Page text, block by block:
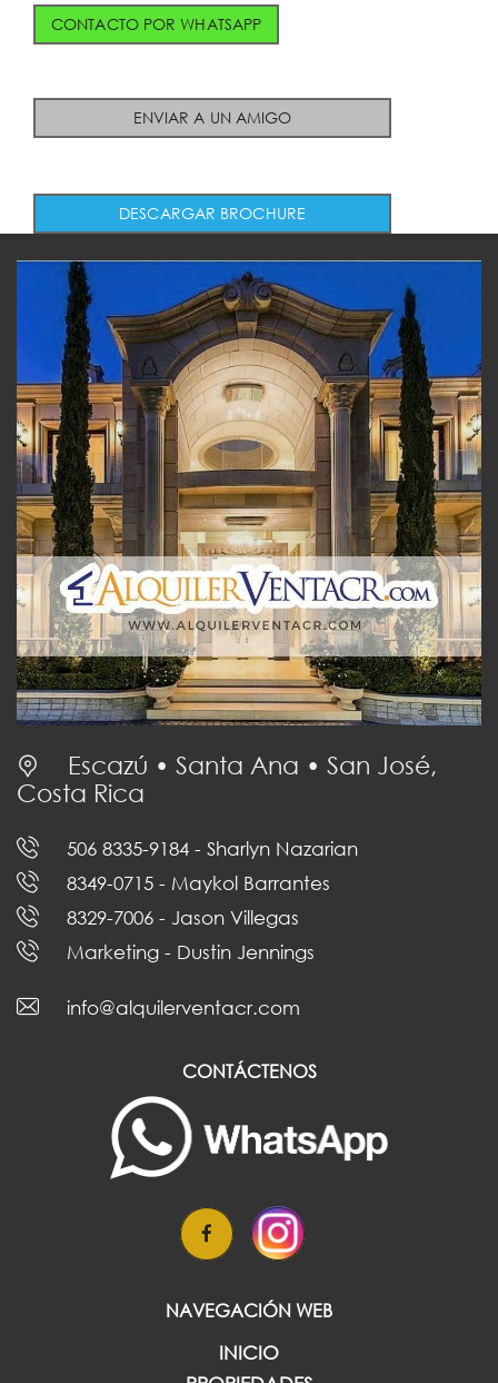
CONTACTO POR WHATSAPP
ENVIAR A UN AMIGO
DESCARGAR BROCHURE
Escazú • Santa Ana • San José,
Costa Rica
506 8335-9184 - Sharlyn Nazarian
8349-0715 - Maykol Barrantes
8329-7006 - Jason Villegas
Marketing - Dustin Jennings
info@alquilerventacr.com
CONTÁCTENOS
NAVEGACIÓN WEB
INICIO